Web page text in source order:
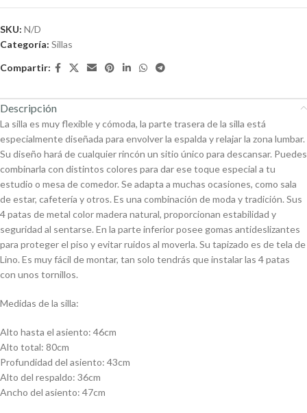
SKU: N/D
Categoría: Sillas
Compartir:
Descripción
La silla es muy flexible y cómoda, la parte trasera de la silla está
especialmente diseñada para envolver la espalda y relajar la zona lumbar.
Su diseño hará de cualquier rincón un sitio único para descansar. Puedes
combinarla con distintos colores para dar ese toque especial a tu
estudio o mesa de comedor. Se adapta a muchas ocasiones, como sala
de estar, cafetería y otros. Es una combinación de moda y tradición. Sus
4 patas de metal color madera natural, proporcionan estabilidad y
seguridad al sentarse. En la parte inferior posee gomas antideslizantes
para proteger el piso y evitar ruidos al moverla. Su tapizado es de tela de
Lino. Es muy fácil de montar, tan solo tendrás que instalar las 4 patas
con unos tornillos.
Medidas de la silla:
Alto hasta el asiento: 46cm
Alto total: 80cm
Profundidad del asiento: 43cm
Alto del respaldo: 36cm
Ancho del asiento: 47cm